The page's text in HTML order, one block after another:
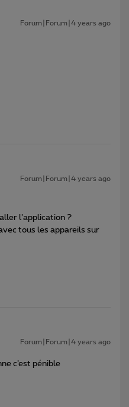
Forum|Forum|4 years ago
Forum|Forum|4 years ago
l’application ?
tous les appareils sur
Forum|Forum|4 years ago
c’est pénible